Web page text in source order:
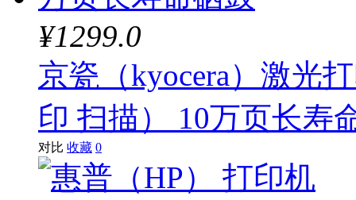
¥1299.0
京瓷（kyocera）激光
印 扫描） 10万页长寿
对比 收藏 0